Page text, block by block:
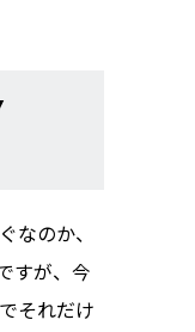
なのか、
すが、今
それだけ